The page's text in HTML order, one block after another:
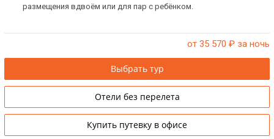
размещения вдвоём или для пар с ребёнком.
от 35 570 ₽ за ночь
Выбрать тур
Отели без перелета
Купить путевку в офисе
Сетевые отели Сейшел
Сетевые отели Маврикия